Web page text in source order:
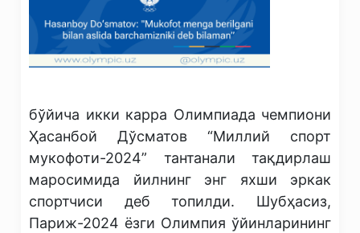
бўйича икки карра Олимпиада чемпиони
Ҳасанбой Дўсматов “Миллий спорт
мукофоти-2024” тантанали тақдирлаш
маросимида йилнинг энг яхши эркак
спортчиси деб топилди. Шубҳасиз,
Париж-2024 ёзги Олимпия ўйинларининг